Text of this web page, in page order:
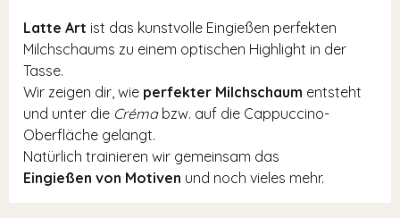
Latte Art ist das kunstvolle Eingießen perfekten
Milchschaums zu einem optischen Highlight in der
Tasse.
Wir zeigen dir, wie perfekter Milchschaum entsteht
und unter die Crémabzw. auf die Cappuccino-
Oberfläche gelangt.
Natürlich trainieren wir gemeinsam das
Eingießen von Motiven und noch vieles mehr.